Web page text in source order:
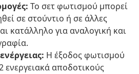
Το σετ φωτισμού μπορεί
σε στούντιο ή σε άλλες
κατάλληλο για αναλογική και
Η έξοδος φωτισμού
ενεργειακά αποδοτικούς